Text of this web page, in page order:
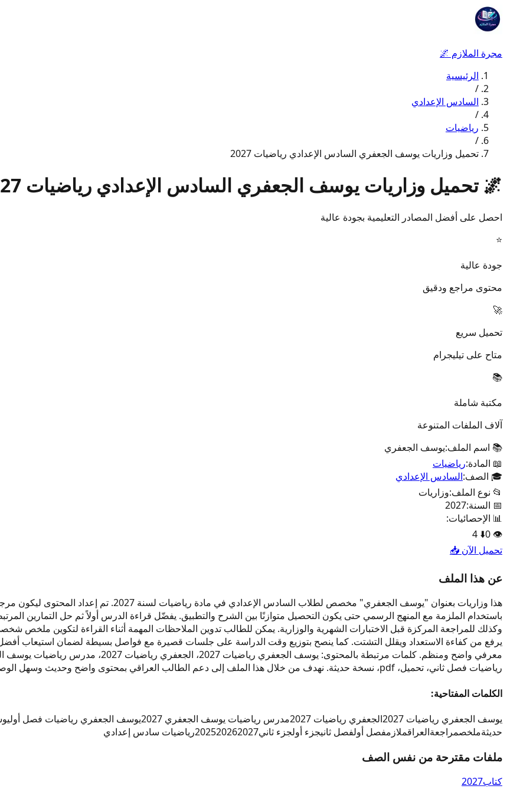
مجرة الملازم 🌌
الرئيسية
/
السادس الإعدادي
/
رياضيات
/
تحميل وزاريات يوسف الجعفري السادس الإعدادي رياضيات 2027
🌌 تحميل وزاريات يوسف الجعفري السادس الإعدادي رياضيات 2027
احصل على أفضل المصادر التعليمية بجودة عالية
⭐
جودة عالية
محتوى مراجع ودقيق
🚀
تحميل سريع
متاح على تيليجرام
📚
مكتبة شاملة
آلاف الملفات المتنوعة
📚 اسم الملف:يوسف الجعفري
📖 المادة:رياضيات
🎓 الصف:السادس الإعدادي
📂 نوع الملف:وزاريات
📅 السنة:2027
📊 الإحصائيات:
👁️
0
⬇️
4
تحميل الآن 📥
عن هذا الملف
هذا وزاريات بعنوان "يوسف الجعفري" مخصص لطلاب
باستخدام الملزمة مع المنهج الرسمي حتى يكون التحصيل متوازنًا بين الشرح والتطبيق. يفضّل قراءة الدرس أولاً ثم حل التمارين
وكذلك للمراجعة المركزة قبل الاختبارات الشهرية والوزارية. يمكن للطالب تدوين الملاحظات المهمة أثناء القراءة لتكوين ملخص
يرفع من كفاءة الاستعداد ويقلل التشتت. كما ينصح بتوزيع وقت الدراسة على جلسات قصيرة مع فواصل بسيطة لضمان استيعاب
رياضيات فصل ثاني، تحميل، pdf، نسخة حديثة. نهدف من خلال هذا الملف إلى دعم الطالب العراقي بمحتوى واضح وحديث وسهل الوصول.
الكلمات المفتاحية:
يوسف الجعفري رياضيات 2027
الجعفري رياضيات 2027 مدرس رياضيات يوسف الجعفري 2027 يوسف الجعفري رياضيات فصل أول
حديثةملخصمراجعةالعراقملازمفصل أولفصل ثانيجزء أولجزء ثاني 202520262027 رياضيات سادس إعدادي
ملفات مقترحة من نفس الصف
كتاب2027